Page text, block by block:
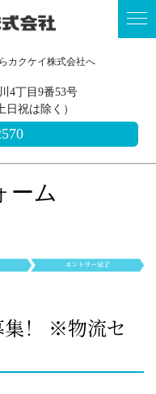
カクケイ株式会社へ
4丁目9番53号
日祝は除く）
ーム
集！ ※物流セ